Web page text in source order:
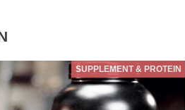
SUPPLEMENT & PROTEIN